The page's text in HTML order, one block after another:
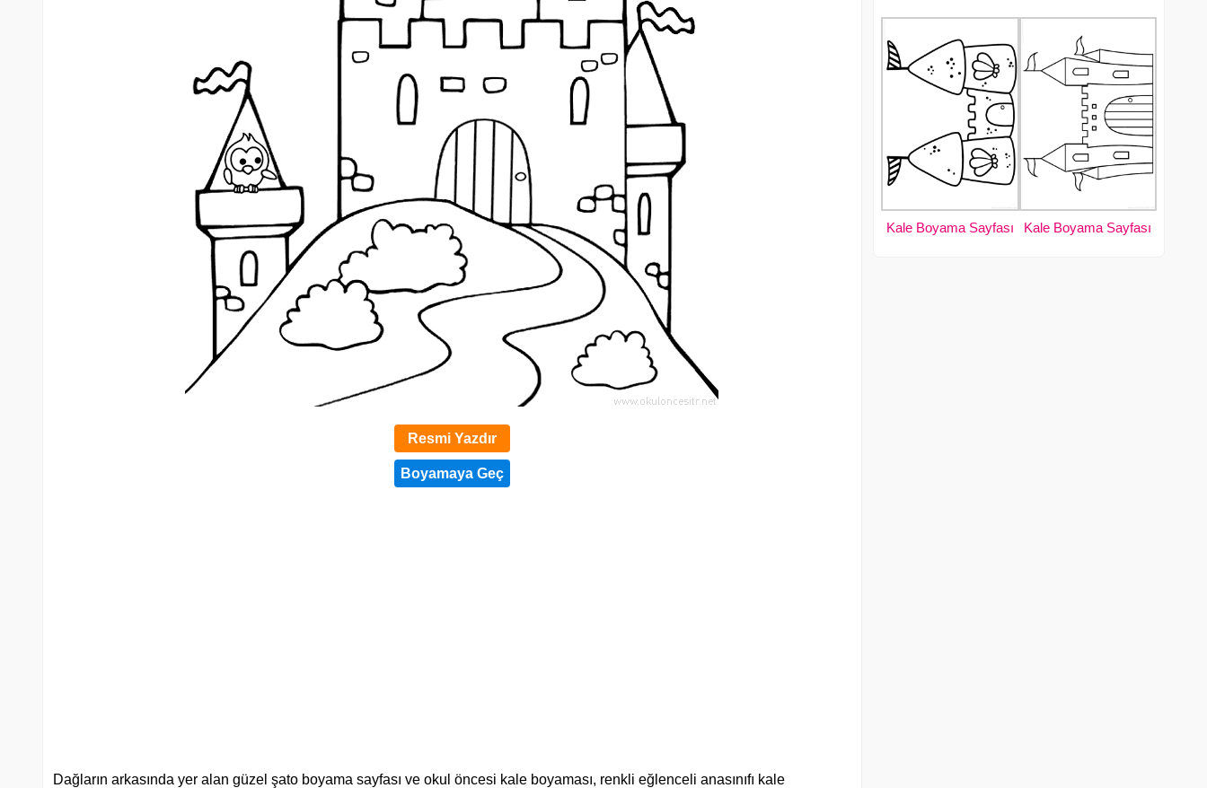
Resmi Yazdır
Dağların arkasında yer alan güzel şato boyama sayfası ve okul öncesi kale boyaması, renkli eğlenceli anasınıfı kale
Kale Boyama Sayfası Kale Boyama Sayfası